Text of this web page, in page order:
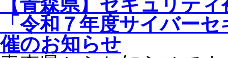
「令和７年度サイバー
催のお知らせ